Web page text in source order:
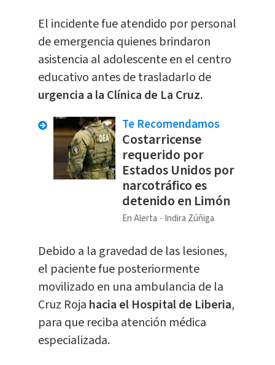
El incidente fue atendido por personal
de emergencia quienes brindaron
asistencia al adolescente en el centro
educativo antes de trasladarlo de
urgencia a la Clínica de La Cruz.
Te Recomendamos
Costarricense
requerido por
Estados Unidos por
narcotráfico es
detenido en Limón
En Alerta Indira Zúñiga
Debido a la gravedad de las lesiones,
el paciente fue posteriormente
movilizado en una ambulancia de la
Cruz Roja hacia el Hospital de Liberia,
para que reciba atención médica
especializada.